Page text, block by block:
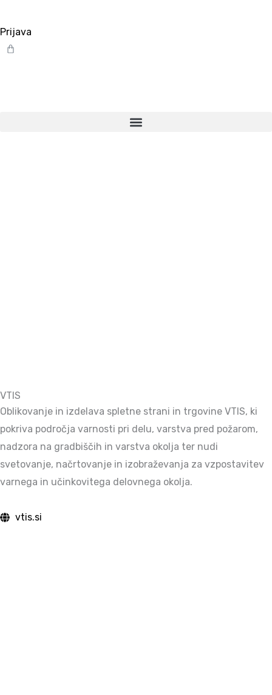
Prijava
Cart
VTIS
Oblikovanje in izdelava spletne strani in trgovine VTIS, ki
pokriva področja varnosti pri delu, varstva pred požarom,
nadzora na gradbiščih in varstva okolja ter nudi
svetovanje, načrtovanje in izobraževanja za vzpostavitev
varnega in učinkovitega delovnega okolja.
vtis.si